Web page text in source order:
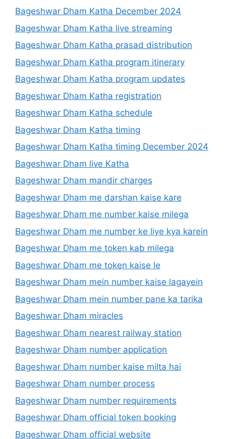
Bageshwar Dham Katha December 2024
Bageshwar Dham Katha live streaming
Bageshwar Dham Katha prasad distribution
Bageshwar Dham Katha program itinerary
Bageshwar Dham Katha program updates
Bageshwar Dham Katha registration
Bageshwar Dham Katha schedule
Bageshwar Dham Katha timing
Bageshwar Dham Katha timing December 2024
Bageshwar Dham live Katha
Bageshwar Dham mandir charges
Bageshwar Dham me darshan kaise kare
Bageshwar Dham me number kaise milega
Bageshwar Dham me number ke liye kya karein
Bageshwar Dham me token kab milega
Bageshwar Dham me token kaise le
Bageshwar Dham mein number kaise lagayein
Bageshwar Dham mein number pane ka tarika
Bageshwar Dham miracles
Bageshwar Dham nearest railway station
Bageshwar Dham number application
Bageshwar Dham number kaise milta hai
Bageshwar Dham number process
Bageshwar Dham number requirements
Bageshwar Dham official token booking
Bageshwar Dham official website